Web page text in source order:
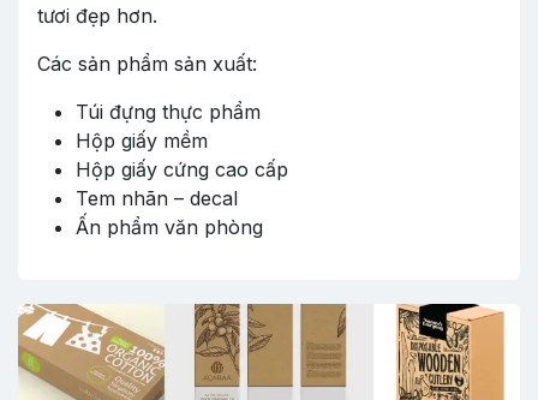
tươi đẹp hơn.
Các sản phẩm sản xuất:
Túi đựng thực phẩm
Hộp giấy mềm
Hộp giấy cứng cao cấp
Tem nhãn – decal
Ấn phẩm văn phòng